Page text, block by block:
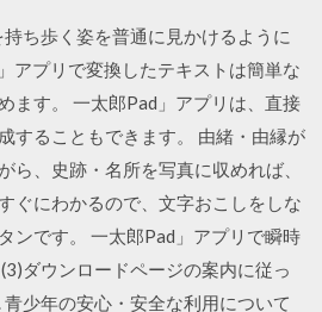
ち歩く姿を普通に見かけるように
アプリで変換したテキストは簡単な
ます。 一太郎Pad」アプリは、直接
することもできます。 由緒・由縁が
ら、史跡・名所を写真に収めれば、
ぐにわかるので、文字おこしをしな
ンです。 一太郎Pad」アプリで瞬時
ダウンロードページの案内に従っ
少年の安心・安全な利用について